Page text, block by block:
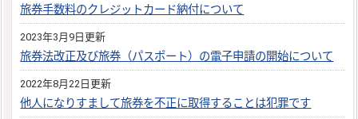
旅券手数料のクレジットカード納付について
2023年3月9日更新
旅券法改正及び旅券（パスポート）の電子申請の開始について
2022年8月22日更新
他人になりすまして旅券を不正に取得することは犯罪です